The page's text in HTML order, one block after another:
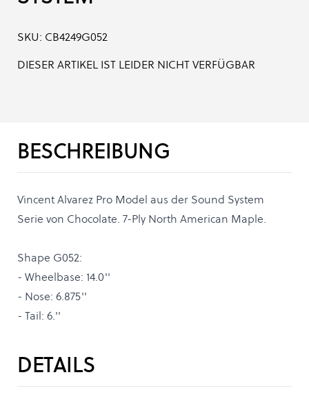
SKU: CB4249G052
DIESER ARTIKEL IST LEIDER NICHT VERFÜGBAR
BESCHREIBUNG
Vincent Alvarez Pro Model aus der Sound System
Serie von Chocolate. 7-Ply North American Maple.
Shape G052:
- Wheelbase: 14.0''
- Nose: 6.875''
- Tail: 6.''
DETAILS